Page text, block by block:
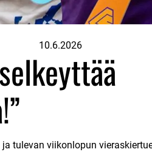
10.6.2026
tulevan viikonlopun